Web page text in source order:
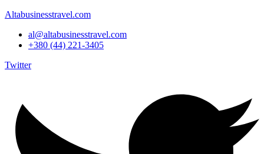
Altabusinesstravel.com
al@altabusinesstravel.com
+380 (44) 221-3405
Twitter